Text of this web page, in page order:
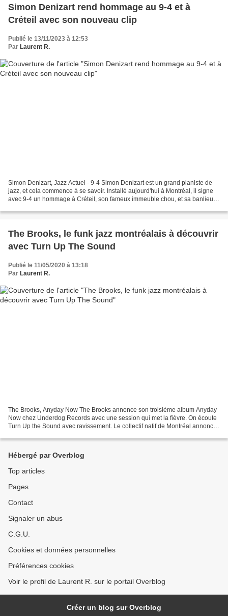
Simon Denizart rend hommage au 9-4 et à
Créteil avec son nouveau clip
Publié le 13/11/2023 à 12:53
Par Laurent R.
Simon Denizart, Jazz Actuel - 9-4 Simon Denizart est un grand pianiste de
jazz, et cela commence à se savoir. Installé aujourd'hui à Montréal, il signe
avec 9-4 un hommage à Créteil, son fameux immeuble chou, et sa banlieue
The Brooks, le funk jazz montréalais à découvrir
avec Turn Up The Sound
Publié le 11/05/2020 à 13:18
Par Laurent R.
The Brooks, Anyday Now The Brooks annonce son troisième album Anyday
Now chez Underdog Records avec une session qui met la fièvre. On écoute
Turn Up the Sound avec ravissement. Le collectif natif de Montréal annonce
Hébergé par Overblog
Top articles
Pages
Contact
Signaler un abus
C.G.U.
Cookies et données personnelles
Préférences cookies
Voir le profil de Laurent R. sur le portail Overblog
Créer un blog sur Overblog